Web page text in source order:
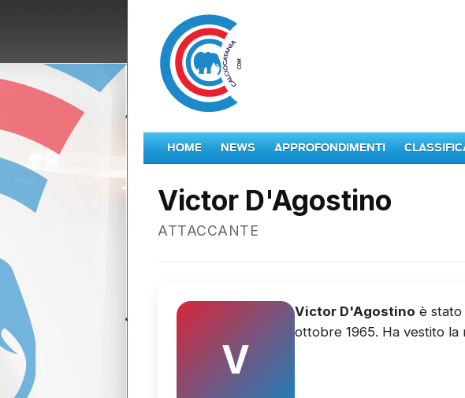
HOME NEWS APPROFONDIMENTI
Victor D'Agostino
ATTACCANTE
V
Victor D'Agostino è stato
ottobre 1965. Ha vestito la